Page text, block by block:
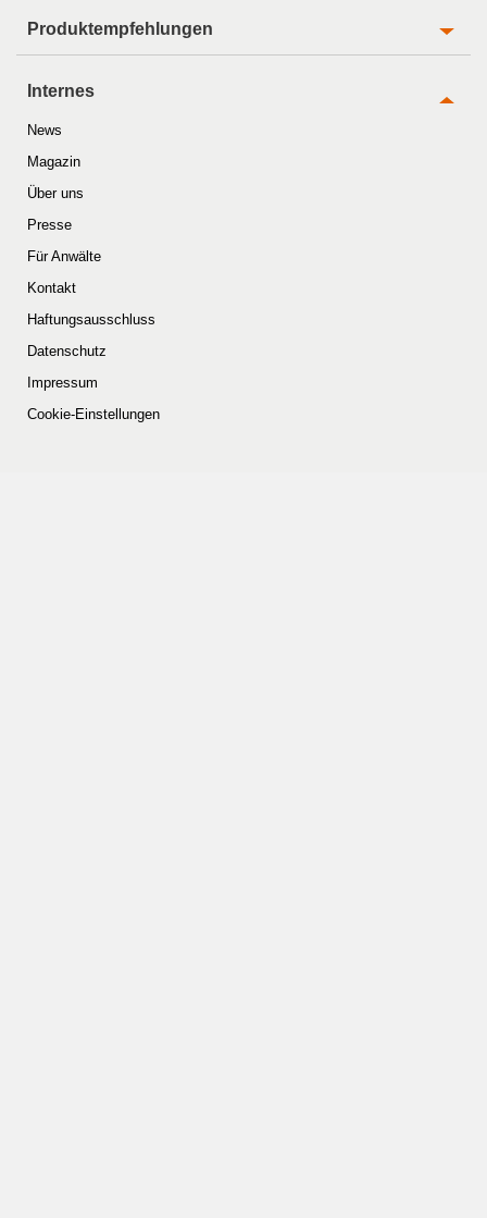
Produktempfehlungen
Internes
News
Magazin
Über uns
Presse
Für Anwälte
Kontakt
Haftungsausschluss
Datenschutz
Impressum
Cookie-Einstellungen